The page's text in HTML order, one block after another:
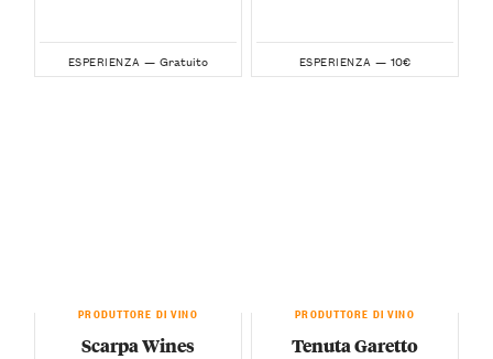
ESPERIENZA — Gratuito ESPERIENZA — 10€
PRODUTTORE DI VINO
Scarpa Wines
PRODUTTORE DI VINO
Tenuta Garetto